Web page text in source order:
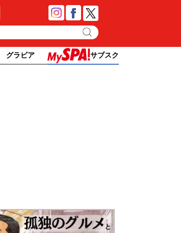
グラビア サブスク